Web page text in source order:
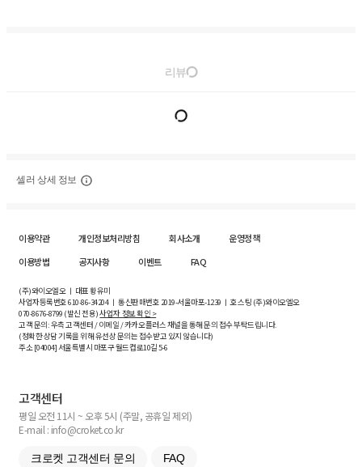
리뷰
셀러 상세 정보
이용약관 개인정보처리방침 회사소개
운영정책
이용방법
공지사항 이벤트 FAQ
(주)와이오엘오 ㅣ 대표 황유미
사업자등록번호610-86-34204ㅣ 통신판매번호 2019-서울마포-1239 ㅣ 호스팅 (주)와이오엘오
070-8676-8799 (발신 전용)사업자 정보 확인 >
고객 문의: 우측 고객센터 / 이메일 / 카카오플러스 채널을 통해 문의 접수 부탁드립니다.
(정확한 상담 기록을 위해 유선상 문의는 접수받고 있지 않습니다)
주소 [04004] 서울특별시 마포구 월드컵로10길5-6
고객센터
평일 오전 11시 ~ 오후 5시 (주말, 공휴일 제외)
E-mail : info@croket.co.kr
크로켓 고객센터 문의 FAQ